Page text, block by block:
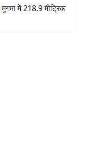
मुगमा में 218.9 मीट्रिक